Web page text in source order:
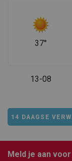
37°
13-08
14 DAAGSE
Meld je aan